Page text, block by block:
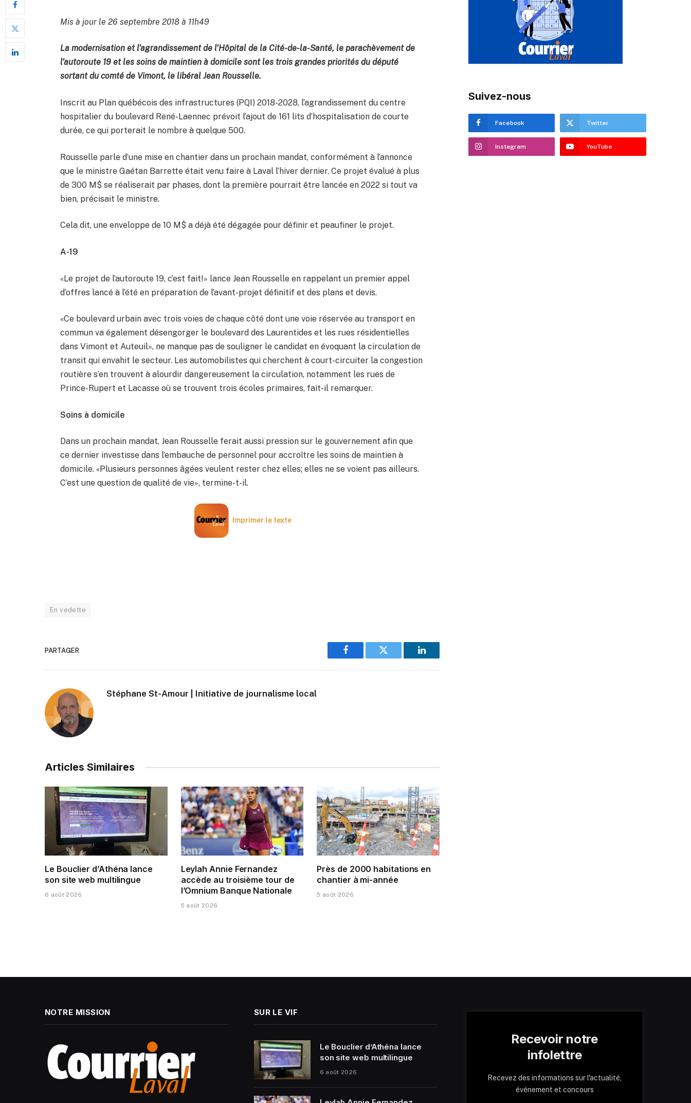
Mis à jour le 26 septembre 2018 à 11h49
La modernisation et l’agrandissement de l’Hôpital de la Cité-de-la-Santé, le parachèvement de
l’autoroute 19 et les soins de maintien à domicile sont les trois grandes priorités du député
sortant du comté de Vimont, le libéral Jean Rousselle.
Inscrit au Plan québécois des infrastructures (PQI) 2018-2028, l’agrandissement du centre
hospitalier du boulevard René-Laennec prévoit l’ajout de 161 lits d’hospitalisation de courte
durée, ce qui porterait le nombre à quelque 500.
Rousselle parle d’une mise en chantier dans un prochain mandat, conformément à l’annonce
que le ministre Gaétan Barrette était venu faire à Laval l’hiver dernier. Ce projet évalué à plus
de 300 M$ se réaliserait par phases, dont la première pourrait être lancée en 2022 si tout va
bien, précisait le ministre.
Cela dit, une enveloppe de 10 M$ a déjà été dégagée pour définir et peaufiner le projet.
A-19
«Le projet de l’autoroute 19, c’est fait!» lance Jean Rousselle en rappelant un premier appel
d’offres lancé à l’été en préparation de l’avant-projet définitif et des plans et devis.
«Ce boulevard urbain avec trois voies de chaque côté dont une voie réservée au transport en
commun va également désengorger le boulevard des Laurentides et les rues résidentielles
dans Vimont et Auteuil», ne manque pas de souligner le candidat en évoquant la circulation de
transit qui envahit le secteur. Les automobilistes qui cherchent à court-circuiter la congestion
routière s’en trouvent à alourdir dangereusement la circulation, notamment les rues de
Prince-Rupert et Lacasse où se trouvent trois écoles primaires, fait-il remarquer.
Soins à domicile
Dans un prochain mandat, Jean Rousselle ferait aussi pression sur le gouvernement afin que
ce dernier investisse dans l’embauche de personnel pour accroître les soins de maintien à
domicile. «Plusieurs personnes âgées veulent rester chez elles; elles ne se voient pas ailleurs.
C’est une question de qualité de vie», termine-t-il.
Imprimer le texte
En vedette
PARTAGER
Facebook Twitter LinkedIn
Stéphane St-Amour | Initiative de journalisme local
Articles Similaires
Le Bouclier d’Athéna lance
son site web multilingue
6 août 2026
Leylah Annie Fernandez
accède au troisième tour de
l’Omnium Banque Nationale
5 août 2026
Près de 2000 habitations en
chantier à mi-année
5 août 2026
Suivez-nous
Facebook Twitter
Instagram YouTube
NOTRE MISSION SUR LE VIF
Le Bouclier d’Athéna lance
son site web multilingue
6 août 2026
Recevoir notre
infolettre
Recevez des informations sur l'actualité,
événement et concours